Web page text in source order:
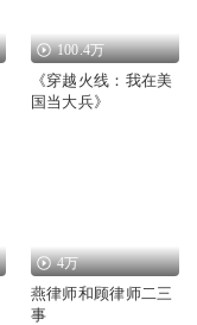
100.4万
《穿越火线：我在美
国当大兵》
4万
燕律师和顾律师二三
事